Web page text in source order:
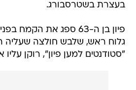
בעצרת בשטרסבורג.
פיון בן ה-63 ספג את
גלוח ראש, שלבש חולצה שעליה
"סטודנטים למען פיון", רוקן